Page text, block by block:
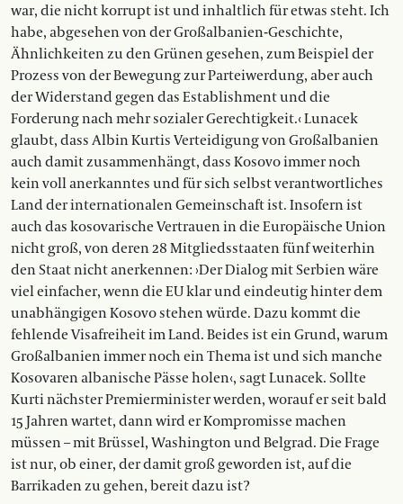
war, die nicht korrupt ist und inhaltlich für etwas steht. Ich
habe, abgesehen von der Groß­albanien-Geschichte,
Ähnlichkeiten zu den Grünen gesehen, zum Beispiel der
Prozess von der Bewegung zur Parteiwerdung, aber auch
der Widerstand gegen das Establishment und die
Forderung nach mehr sozialer Gerechtigkeit.‹ Lunacek
glaubt, dass Albin Kurtis Verteidigung von Großalbanien
auch damit zusammenhängt, dass Kosovo immer noch
kein voll anerkanntes und für sich selbst verantwortliches
Land der internationalen Gemeinschaft ist. Insofern ist
auch das kosovarische Vertrauen in die Europäische Union
nicht groß, von deren 28 Mitgliedsstaaten fünf weiterhin
den Staat nicht anerkennen: ›Der Dialog mit Serbien wäre
viel einfacher, wenn die EU klar und eindeutig hinter dem
unabhängigen Kosovo stehen würde. Dazu kommt die
fehlende Visafreiheit im Land. Beides ist ein Grund, warum
Großalbanien immer noch ein Thema ist und sich manche
Kosovaren albanische Pässe holen‹, sagt Lunacek. Sollte
Kurti nächster Premierminister werden, worauf er seit bald
15 Jahren wartet, dann wird er Kompromisse machen
müssen – mit Brüssel, Washington und Belgrad. Die Frage
ist nur, ob einer, der damit groß geworden ist, auf die
Barrikaden zu gehen, bereit dazu ist?